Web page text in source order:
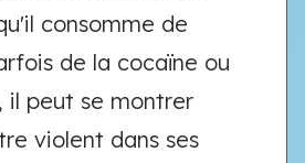
consomme de
de la cocaïne ou
il peut se montrer
violent dans ses